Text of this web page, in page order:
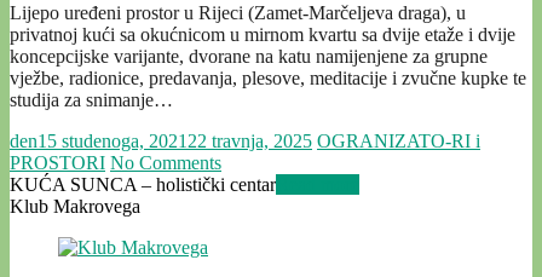
Lijepo uređeni prostor u Rijeci (Zamet-Marčeljeva draga), u
privatnoj kući sa okućnicom u mirnom kvartu sa dvije etaže i dvije
koncepcijske varijante, dvorane na katu namijenjene za grupne
vježbe, radionice, predavanja, plesove, meditacije i zvučne kupke te
studija za snimanje…
den15 studenoga, 2021 22 travnja, 2025 OGRANIZATO-RI i
PROSTORI No Comments
KUĆA SUNCA – holistički centar
Klub Makrovega